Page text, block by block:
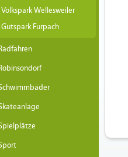
Volkspark Wellesweiler
Gutspark Furpach